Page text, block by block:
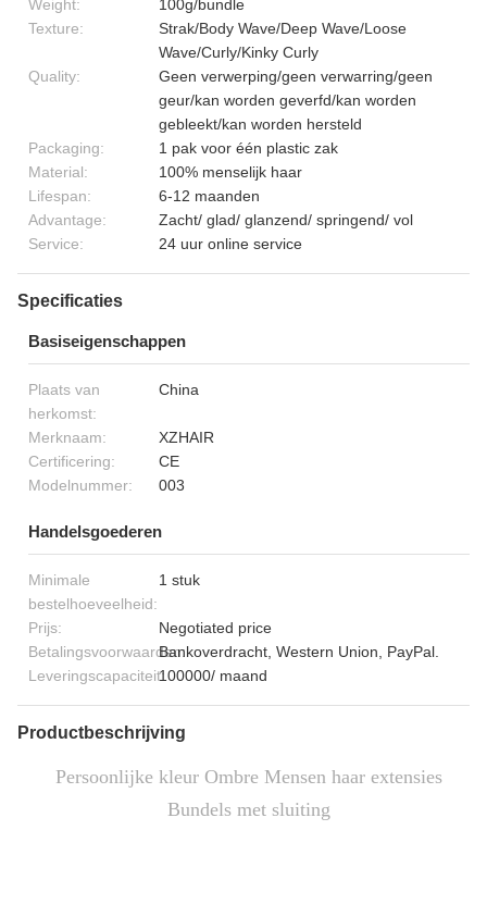
Weight:
100g/bundle
Texture:
Strak/Body Wave/Deep Wave/Loose
Wave/Curly/Kinky Curly
Quality:
Geen verwerping/geen verwarring/geen
geur/kan worden geverfd/kan worden
gebleekt/kan worden hersteld
Packaging:
1 pak voor één plastic zak
Material:
100% menselijk haar
Lifespan:
6-12 maanden
Advantage:
Zacht/ glad/ glanzend/ springend/ vol
Service:
24 uur online service
Specificaties
Basiseigenschappen
Plaats van
herkomst:
China
Merknaam:
XZHAIR
Certificering:
CE
Modelnummer:
003
Handelsgoederen
Minimale
bestelhoeveelheid:
1 stuk
Prijs:
Negotiated price
Betalingsvoorwaarden:Bankoverdracht, Western Union, PayPal.
Leveringscapaciteit:100000/ maand
Productbeschrijving
Persoonlijke kleur Ombre Mensen haar extensies
Bundels met sluiting